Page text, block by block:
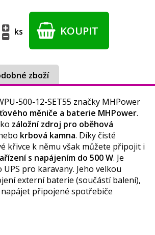
ks KOUPIT
zboží
500-12-SET55 značky MHPower
měniče a baterie MHPower.
záložní zdroj pro oběhová
krbová kamna. Díky čisté
křivce k němu však můžete připojit i
s napájením do 500 W. Je
pro karavany. Jeho velkou
externí baterie (součástí balení),
připojené spotřebiče